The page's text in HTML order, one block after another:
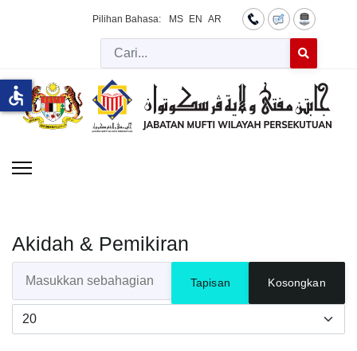
Pilihan Bahasa: MS EN AR
Cari
Akidah & Pemikiran
Masukkan sebahagian daripada tajuk
Tapisan Kosongkan
Papar #
accessible